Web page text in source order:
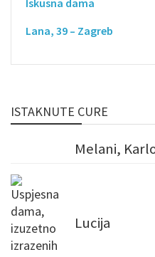
Iskusna dama
Lana, 39 – Zagreb
ISTAKNUTE CURE
Melani,
Lucija